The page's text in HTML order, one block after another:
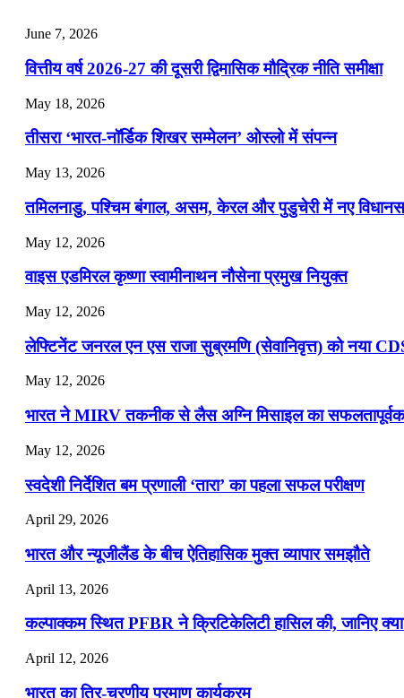
मॉक टेस्ट
Menu Menu
📝 डेली करेंट अफेयर्स: 22-24 जुलाई 2026
July 22, 2026
📝 डेली करेंट अफेयर्स: 19-21 जुलाई 2026
July 19, 2026
📝 डेली करेंट अफेयर्स: 16-18 जुलाई 2026
July 16, 2026
📝 डेली करेंट अफेयर्स: 13-15 जुलाई 2026
June 7, 2026
वित्तीय वर्ष 2026-27 की दूसरी द्विमासिक मौद्रिक नीति समीक्षा
May 18, 2026
तीसरा ‘भारत-नॉर्डिक शिखर सम्मेलन’ ओस्लो में संपन्न
May 13, 2026
तमिलनाडु, पश्चिम बंगाल, असम, केरल और पुडुचेरी में नए
May 12, 2026
वाइस एडमिरल कृष्णा स्वामीनाथन नौसेना प्रमुख नियुक्त
May 12, 2026
लेफ्टिनेंट जनरल एन एस राजा सुब्रमणि (सेवानिवृत्त) को नया
May 12, 2026
भारत ने MIRV तकनीक से लैस अग्नि मिसाइल का सफलतापूर्वक
May 12, 2026
स्वदेशी निर्देशित बम प्रणाली ‘तारा’ का पहला सफल परीक्षण
April 29, 2026
भारत और न्यूजीलैंड के बीच ऐतिहासिक मुक्त व्यापार समझौते
April 13, 2026
कल्पाक्कम स्थित PFBR ने क्रिटिकेलिटी हासिल की, जानिए क्या
April 12, 2026
भारत का त्रि-चरणीय परमाणु कार्यक्रम